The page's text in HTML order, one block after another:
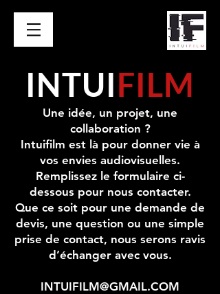
INTUIFILM
Une idée, un projet, une
collaboration ?
Intuifilm est là pour donner vie à
vos envies audiovisuelles.
Remplissez le formulaire ci-
dessous pour nous contacter.
Que ce soit pour une demande de
devis, une question ou une simple
prise de contact, nous serons ravis
d’échanger avec vous.
INTUIFILM@GMAIL.COM